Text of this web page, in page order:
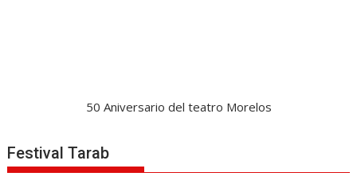
50 Aniversario del teatro Morelos
Festival Tarab